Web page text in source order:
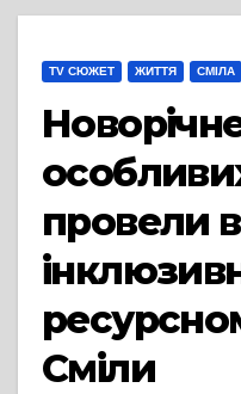
TV СЮЖЕТ ЖИТТЯ СМІЛА
провели в
Сміли